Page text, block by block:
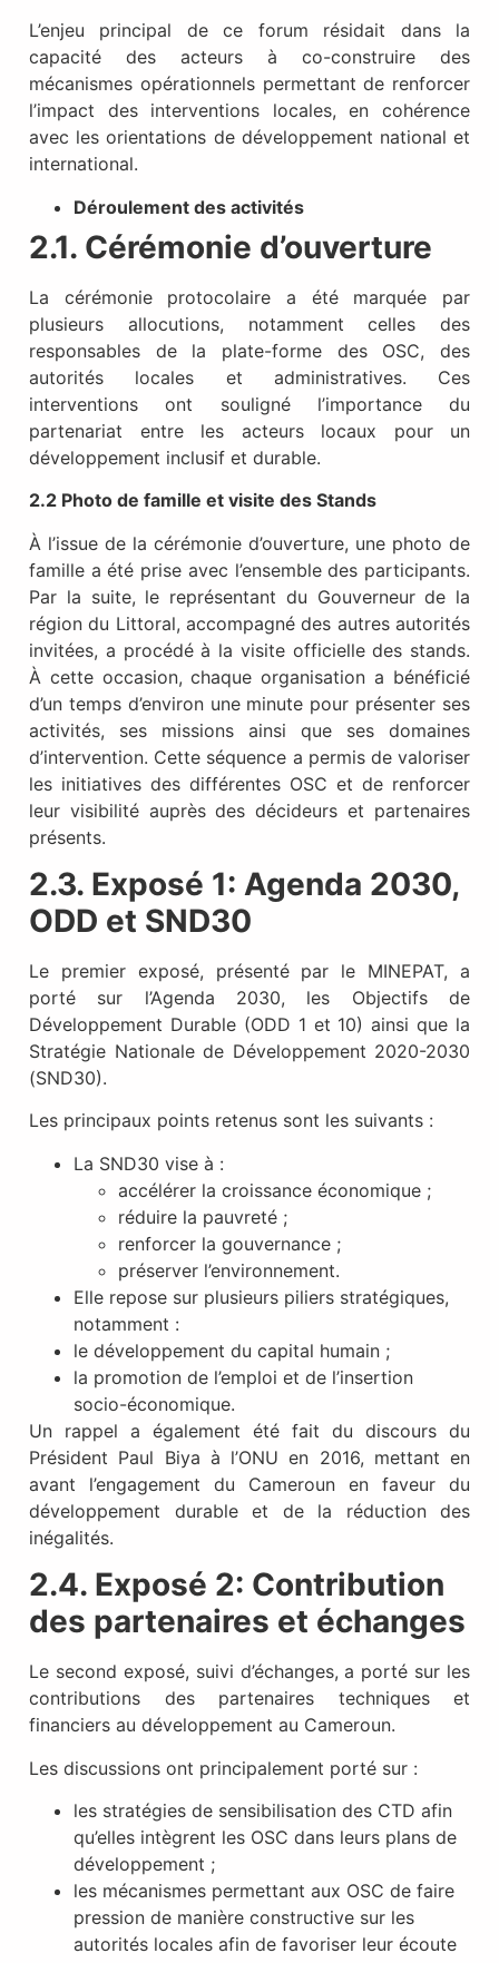
L’enjeu principal de ce forum résidait dans la
capacité des acteurs à co-construire des
mécanismes opérationnels permettant de renforcer
l’impact des interventions locales, en cohérence
avec les orientations de développement national et
international.
Déroulement des activités
2.1. Cérémonie d’ouverture
La cérémonie protocolaire a été marquée par
plusieurs allocutions, notamment celles des
responsables de la plate-forme des OSC, des
autorités locales et administratives. Ces
interventions ont souligné l’importance du
partenariat entre les acteurs locaux pour un
développement inclusif et durable.
2.2 Photo de famille et visite des Stands
À l’issue de la cérémonie d’ouverture, une photo de
famille a été prise avec l’ensemble des participants.
Par la suite, le représentant du Gouverneur de la
région du Littoral, accompagné des autres autorités
invitées, a procédé à la visite officielle des stands.
À cette occasion, chaque organisation a bénéficié
d’un temps d’environ une minute pour présenter ses
activités, ses missions ainsi que ses domaines
d’intervention. Cette séquence a permis de valoriser
les initiatives des différentes OSC et de renforcer
leur visibilité auprès des décideurs et partenaires
présents.
2.3. Exposé 1: Agenda 2030,
ODD et SND30
Le premier exposé, présenté par le MINEPAT, a
porté sur l’Agenda 2030, les Objectifs de
Développement Durable (ODD 1 et 10) ainsi que la
Stratégie Nationale de Développement 2020-2030
(SND30).
Les principaux points retenus sont les suivants :
La SND30 vise à :
accélérer la croissance économique ;
réduire la pauvreté ;
renforcer la gouvernance ;
préserver l’environnement.
Elle repose sur plusieurs piliers stratégiques,
notamment :
le développement du capital humain ;
la promotion de l’emploi et de l’insertion
socio-économique.
Un rappel a également été fait du discours du
Président Paul Biya à l’ONU en 2016, mettant en
avant l’engagement du Cameroun en faveur du
développement durable et de la réduction des
inégalités.
2.4. Exposé 2: Contribution
des partenaires et échanges
Le second exposé, suivi d’échanges, a porté sur les
contributions des partenaires techniques et
financiers au développement au Cameroun.
Les discussions ont principalement porté sur :
les stratégies de sensibilisation des CTD afin
qu’elles intègrent les OSC dans leurs plans de
développement ;
les mécanismes permettant aux OSC de faire
pression de manière constructive sur les
autorités locales afin de favoriser leur écoute